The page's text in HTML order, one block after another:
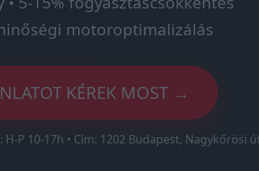
motoroptimalizálás
KÉREK MOST →
H-P 10-17h • Cím: 1202 Budapest, Nagykőrösi